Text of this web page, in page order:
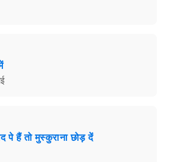
पे हैं तो मुस्कुराना छोड़ दें